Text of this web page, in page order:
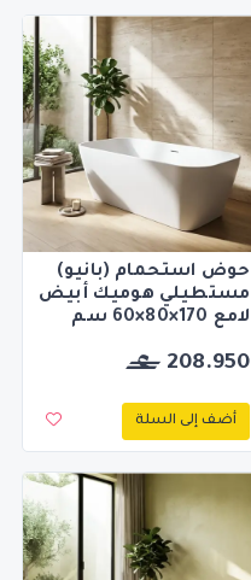
حوض استحمام (بانيو)
مستطيلي هوميك أبيض
لامع 170×80×60 سم
208.950
أضف إلى السلة